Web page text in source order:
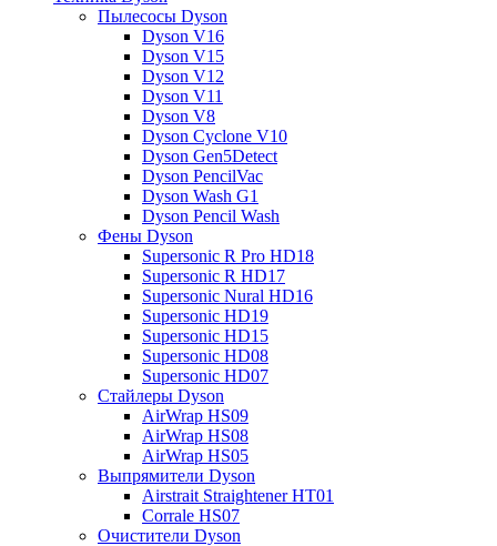
Пылесосы Dyson
Dyson V16
Dyson V15
Dyson V12
Dyson V11
Dyson V8
Dyson Cyclone V10
Dyson Gen5Detect
Dyson PencilVac
Dyson Wash G1
Dyson Pencil Wash
Фены Dyson
Supersonic R Pro HD18
Supersonic R HD17
Supersonic Nural HD16
Supersonic HD19
Supersonic HD15
Supersonic HD08
Supersonic HD07
Стайлеры Dyson
AirWrap HS09
AirWrap HS08
AirWrap HS05
Выпрямители Dyson
Airstrait Straightener HT01
Corrale HS07
Очистители Dyson